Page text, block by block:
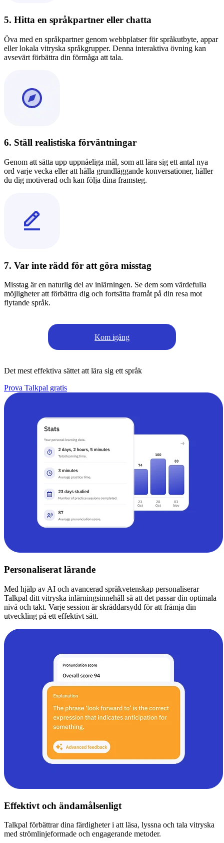
5. Hitta en språkpartner eller chatta
Öva med en språkpartner genom webbplatser för språkutbyte, appar
eller lokala vitryska språkgrupper. Denna interaktiva övning kan
avsevärt förbättra din förmåga att tala.
6. Ställ realistiska förväntningar
Genom att sätta upp uppnåeliga mål, som att lära sig ett antal nya
ord varje vecka eller att hålla grundläggande konversationer, håller
du dig motiverad och kan följa dina framsteg.
7. Var inte rädd för att göra misstag
Misstag är en naturlig del av inlärningen. Se dem som värdefulla
möjligheter att förbättra dig och fortsätta framåt på din resa mot
flytande språk.
Kom igång
Det mest effektiva sättet att lära sig ett språk
Prova Talkpal gratis
Personaliserat lärande
Med hjälp av AI och avancerad språkvetenskap personaliserar
Talkpal ditt vitryska inlärningsinnehåll så att det passar din optimala
nivå och takt. Varje session är skräddarsydd för att främja din
utveckling på ett effektivt sätt.
Effektivt och ändamålsenligt
Talkpal förbättrar dina färdigheter i att läsa, lyssna och tala vitryska
med strömlinjeformade och engagerande metoder.